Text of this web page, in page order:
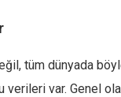
tüm dünyada
verileri var. Genel